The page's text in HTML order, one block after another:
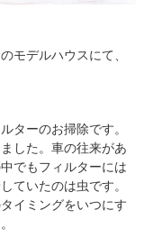
モデルハウスにて、
ターのお掃除です。
した。車の往来があ
でもフィルターには
ていたのは虫です。
イミングをいつにす